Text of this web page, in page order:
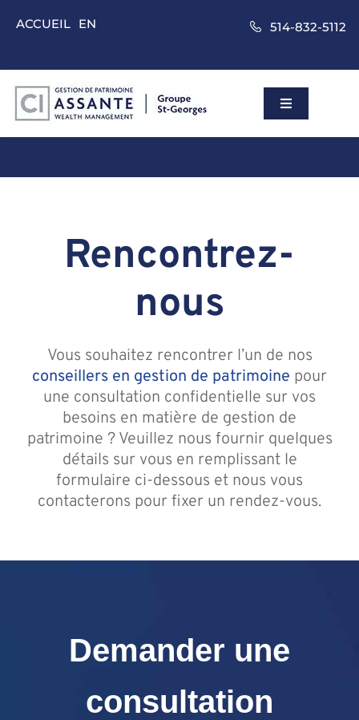
514-832-5112
ACCUEIL EN
Toggle
Approche
À propos
Assante
Nous joindre
Rencontrez-
nous
Vous souhaitez rencontrer l’un de nos
conseillers en gestion de patrimoine pour
une consultation confidentielle sur vos
besoins en matière de gestion de
patrimoine ? Veuillez nous fournir quelques
détails sur vous en remplissant le
formulaire ci-dessous et nous vous
contacterons pour fixer un rendez-vous.
Demander une
consultation